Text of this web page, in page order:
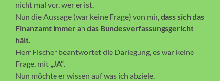
nicht mal vor, wer er ist.
Nun die Aussage (war keine Frage) von mir,dass sich das
Finanzamt immer an das Bundesverfassungsgericht
hält.
Herr Fischer beantwortet die Darlegung, es war keine
Frage, mit „JA“.
Nun möchte er wissen auf was ich abziele.